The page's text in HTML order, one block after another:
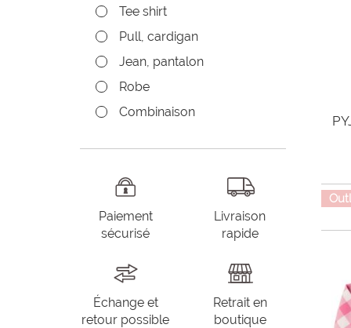
Tee shirt
Pull, cardigan
Jean, pantalon
Robe
Combinaison
Paiement
sécurisé
Livraison
rapide
Échange et
retour possible
Retrait en
boutique